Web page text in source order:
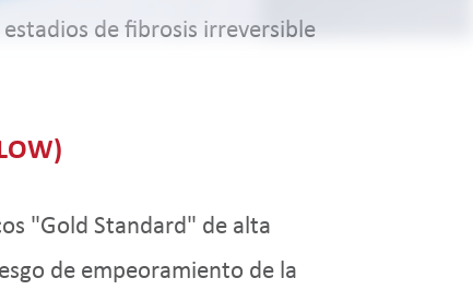
de fibrosis irreversible
"Gold Standard" de alta
de empeoramiento de la